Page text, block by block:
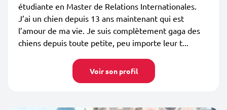
étudiante en Master de Relations Internationales.
J’ai un chien depuis 13 ans maintenant qui est
l’amour de ma vie. Je suis complètement gaga des
chiens depuis toute petite, peu importe leur t...
Voir son profil